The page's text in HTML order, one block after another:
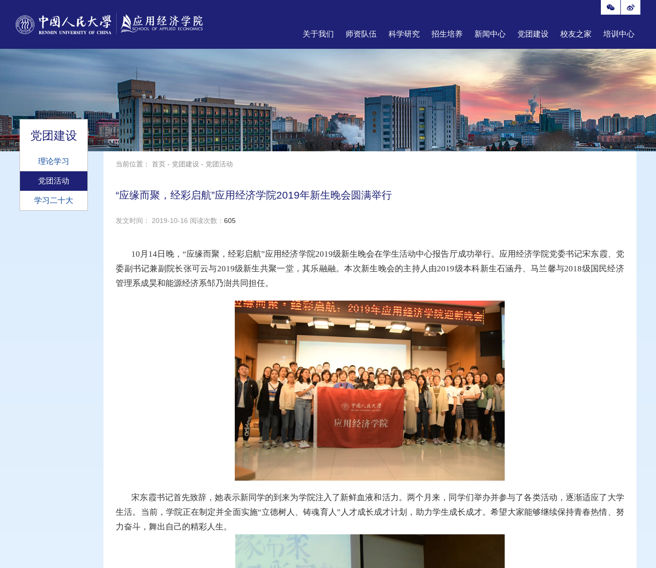
关于我们 师资队伍 科学研究 招生培养 新闻中心 党团建设 校友之家 培训中心
党团建设
理论学习
党团活动
学习二十大
当前位置：首页 - 党团建设 - 党团活动
“应缘而聚，经彩启航”应用经济学院2019年新生晚会圆满举行
发文时间： 2019-10-16 阅读次数：605
10月14日晚，“应缘而聚，经彩启航”应用经济学院2019级新生晚会在学生活动中心报告厅成功举行。应用经济学院党委书记宋东霞、党
委副书记兼副院长张可云与2019级新生共聚一堂，其乐融融。本次新生晚会的主持人由2019级本科新生石涵丹、马兰馨与2018级国民经济
管理系成昊和能源经济系邹乃澍共同担任。
宋东霞书记首先致辞，她表示新同学的到来为学院注入了新鲜血液和活力。两个月来，同学们举办并参与了各类活动，逐渐适应了大学
生活。当前，学院正在制定并全面实施“立德树人、铸魂育人”人才成长成才计划，助力学生成长成才。希望大家能够继续保持青春热情、努
力奋斗，舞出自己的精彩人生。